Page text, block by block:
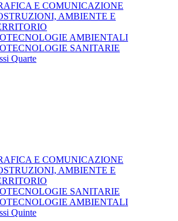
E COMUNICAZIONE
AMBIENTE E
AMBIENTALI
SANITARIE
Quarte
E COMUNICAZIONE
AMBIENTE E
SANITARIE
AMBIENTALI
Quinte